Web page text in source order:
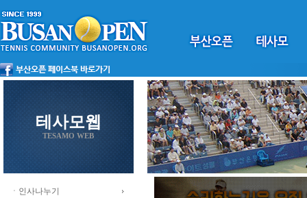
테사모웹
TESAMO WEB
ㆍ인사나누기